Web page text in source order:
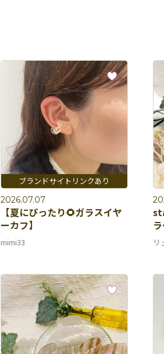
2026.07.07
【夏にぴったり🌻ガラスイヤ
ーカフ】
mimi33 リ